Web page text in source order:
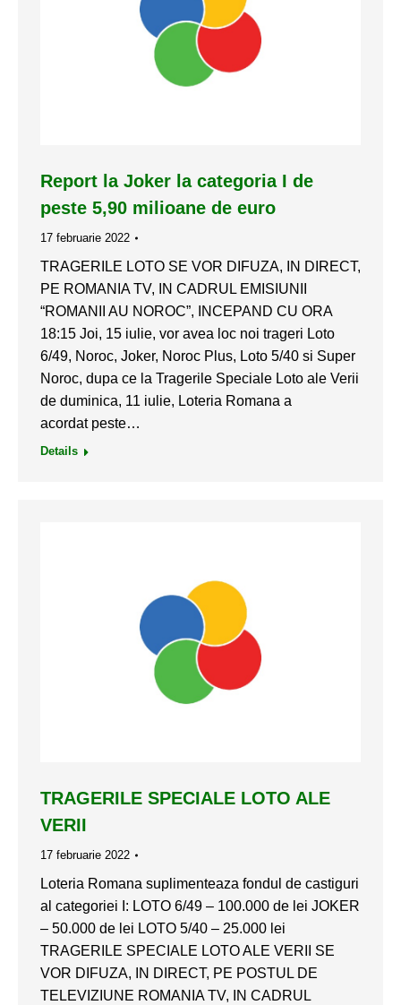
Report la Joker la categoria I de
peste 5,90 milioane de euro
17 februarie 2022
TRAGERILE LOTO SE VOR DIFUZA, IN DIRECT,
PE ROMANIA TV, IN CADRUL EMISIUNII
“ROMANII AU NOROC”, INCEPAND CU ORA
18:15 Joi, 15 iulie, vor avea loc noi trageri Loto
6/49, Noroc, Joker, Noroc Plus, Loto 5/40 si Super
Noroc, dupa ce la Tragerile Speciale Loto ale Verii
de duminica, 11 iulie, Loteria Romana a
acordat peste…
Details
TRAGERILE SPECIALE LOTO ALE
VERII
17 februarie 2022
Loteria Romana suplimenteaza fondul de castiguri
al categoriei I: LOTO 6/49 – 100.000 de lei JOKER
– 50.000 de lei LOTO 5/40 – 25.000 lei
TRAGERILE SPECIALE LOTO ALE VERII SE
VOR DIFUZA, IN DIRECT, PE POSTUL DE
TELEVIZIUNE ROMANIA TV, IN CADRUL